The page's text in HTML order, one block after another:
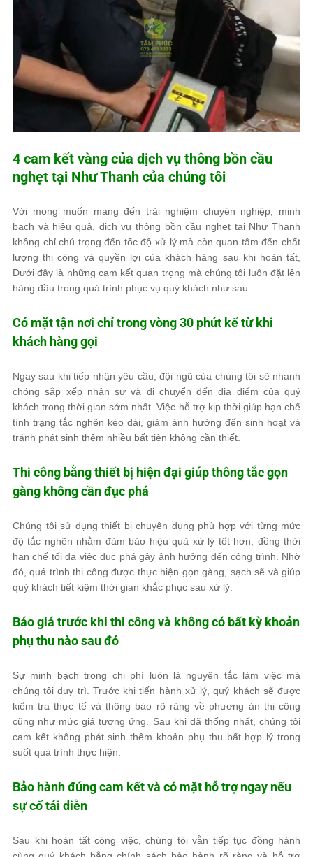
4 cam kết vàng của dịch vụ thông bồn cầu
nghẹt tại Như Thanh của chúng tôi
Với mong muốn mang đến trải nghiệm chuyên nghiệp, minh
bạch và hiệu quả, dịch vụ thông bồn cầu nghẹt tại Như Thanh
không chỉ chú trọng đến tốc độ xử lý mà còn quan tâm đến chất
lượng thi công và quyền lợi của khách hàng sau khi hoàn tất,
Dưới đây là những cam kết quan trọng mà chúng tôi luôn đặt lên
hàng đầu trong quá trình phục vụ quý khách như sau:
Có mặt tận nơi chỉ trong vòng 30 phút kể từ khi
khách hàng gọi
Ngay sau khi tiếp nhận yêu cầu, đội ngũ của chúng tôi sẽ nhanh
chóng sắp xếp nhân sự và di chuyển đến địa điểm của quý
khách trong thời gian sớm nhất. Việc hỗ trợ kịp thời giúp hạn chế
tình trạng tắc nghẽn kéo dài, giảm ảnh hưởng đến sinh hoạt và
tránh phát sinh thêm nhiều bất tiện không cần thiết.
Thi công bằng thiết bị hiện đại giúp thông tắc gọn
gàng không cần đục phá
Chúng tôi sử dụng thiết bị chuyên dụng phù hợp với từng mức
độ tắc nghẽn nhằm đảm bảo hiệu quả xử lý tốt hơn, đồng thời
hạn chế tối đa việc đục phá gây ảnh hưởng đến công trình. Nhờ
đó, quá trình thi công được thực hiện gọn gàng, sạch sẽ và giúp
quý khách tiết kiệm thời gian khắc phục sau xử lý.
Báo giá trước khi thi công và không có bất kỳ khoản
phụ thu nào sau đó
Sự minh bạch trong chi phí luôn là nguyên tắc làm việc mà
chúng tôi duy trì. Trước khi tiến hành xử lý, quý khách sẽ được
kiểm tra thực tế và thông báo rõ ràng về phương án thi công
cũng như mức giá tương ứng. Sau khi đã thống nhất, chúng tôi
cam kết không phát sinh thêm khoản phụ thu bất hợp lý trong
suốt quá trình thực hiện.
Bảo hành đúng cam kết và có mặt hỗ trợ ngay nếu
sự cố tái diễn
Sau khi hoàn tất công việc, chúng tôi vẫn tiếp tục đồng hành